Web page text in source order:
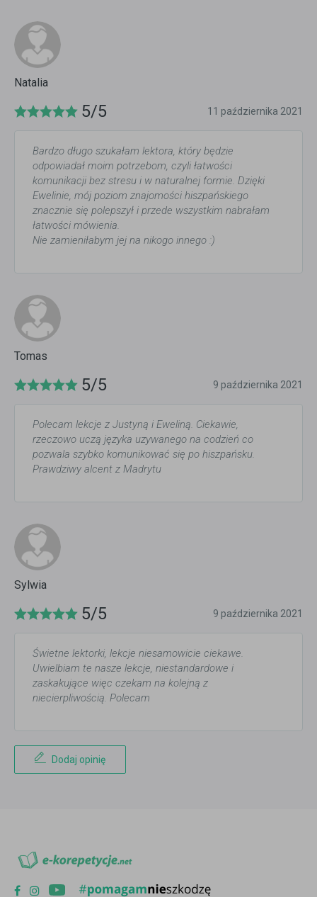
Natalia
5/5 11 października 2021
Bardzo długo szukałam lektora, który będzie
odpowiadał moim potrzebom, czyli łatwości
komunikacji bez stresu i w naturalnej formie. Dzięki
Ewelinie, mój poziom znajomości hiszpańskiego
znacznie się polepszył i przede wszystkim nabrałam
łatwości mówienia.
Nie zamieniłabym jej na nikogo innego :)
Tomas
5/5 9 października 2021
Polecam lekcje z Justyną i Eweliną. Ciekawie,
rzeczowo uczą języka uzywanego na codzień co
pozwala szybko komunikować się po hiszpańsku.
Prawdziwy alcent z Madrytu
Sylwia
5/5 9 października 2021
Świetne lektorki, lekcje niesamowicie ciekawe.
Uwielbiam te nasze lekcje, niestandardowe i
zaskakujące więc czekam na kolejną z
niecierpliwością. Polecam
Dodaj opinię